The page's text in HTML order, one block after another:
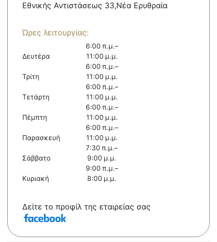
Εθνικής Αντιστάσεως 33,Νἐα Ερυθραία
Ώρες λειτουργίας:
Δευτέρα
6:00 π.μ.–
11:00 μ.μ.
Τρίτη
6:00 π.μ.–
11:00 μ.μ.
Τετάρτη
6:00 π.μ.–
11:00 μ.μ.
Πέμπτη
6:00 π.μ.–
11:00 μ.μ.
Παρασκευή
6:00 π.μ.–
11:00 μ.μ.
Σάββατο
7:30 π.μ.–
9:00 μ.μ.
Κυριακή
9:00 π.μ.–
8:00 μ.μ.
Δείτε το προφίλ της εταιρείας σας